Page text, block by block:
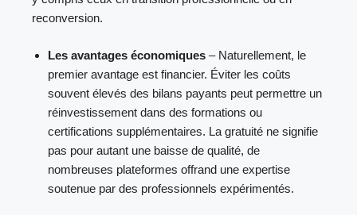
reconversion.
Les avantages économiques – Naturellement, le
premier avantage est financier. Éviter les coûts
souvent élevés des bilans payants peut permettre un
réinvestissement dans des formations ou
certifications supplémentaires. La gratuité ne signifie
pas pour autant une baisse de qualité, de
nombreuses plateformes offrand une expertise
soutenue par des professionnels expérimentés.